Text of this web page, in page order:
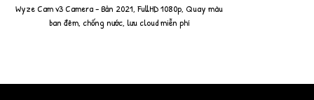
Wyze Cam v3 Camera - Bản 2021, FullHD 1080p, Quay màu
ban đêm, chống nước, lưu cloud miễn phí